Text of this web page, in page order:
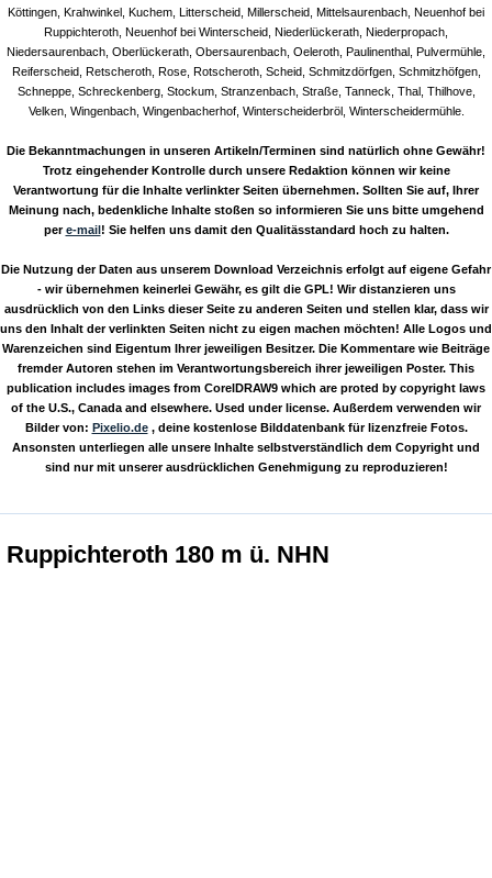
Köttingen, Krahwinkel, Kuchem, Litterscheid, Millerscheid, Mittelsaurenbach, Neuenhof bei
Ruppichteroth, Neuenhof bei Winterscheid, Niederlückerath, Niederpropach,
Niedersaurenbach, Oberlückerath, Obersaurenbach, Oeleroth, Paulinenthal, Pulvermühle,
Reiferscheid, Retscheroth, Rose, Rotscheroth, Scheid, Schmitzdörfgen, Schmitzhöfgen,
Schneppe, Schreckenberg, Stockum, Stranzenbach, Straße, Tanneck, Thal, Thilhove,
Velken, Wingenbach, Wingenbacherhof, Winterscheiderbröl, Winterscheidermühle.
Die Bekanntmachungen in unseren Artikeln/Terminen sind natürlich ohne Gewähr!
Trotz eingehender Kontrolle durch unsere Redaktion können wir keine
Verantwortung für die Inhalte verlinkter Seiten übernehmen. Sollten Sie auf, Ihrer
Meinung nach, bedenkliche Inhalte stoßen so informieren Sie uns bitte umgehend
pere-mail! Sie helfen uns damit den Qualitässtandard hoch zu halten.
Die Nutzung der Daten aus unserem Download Verzeichnis erfolgt auf eigene Gefahr
- wir übernehmen keinerlei Gewähr, es gilt die GPL! Wir distanzieren uns
ausdrücklich von den Links dieser Seite zu anderen Seiten und stellen klar, dass wir
uns den Inhalt der verlinkten Seiten nicht zu eigen machen möchten! Alle Logos und
Warenzeichen sind Eigentum Ihrer jeweiligen Besitzer. Die Kommentare wie Beiträge
fremder Autoren stehen im Verantwortungsbereich ihrer jeweiligen Poster. This
publication includes images from CorelDRAW9 which are proted by copyright laws
of the U.S., Canada and elsewhere. Used under license. Außerdem verwenden wir
Bilder von: Pixelio.de, deine kostenlose Bilddatenbank für lizenzfreie Fotos.
Ansonsten unterliegen alle unsere Inhalte selbstverständlich dem Copyright und
sind nur mit unserer ausdrücklichen Genehmigung zu reproduzieren!
Ruppichteroth 180 m ü. NHN